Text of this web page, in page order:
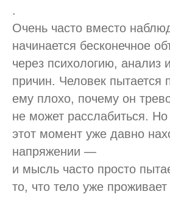
.
Очень часто вместо
начинается бесконечное
через психологию, анализ
причин. Человек пытается
ему плохо, почему он
не может расслабиться.
этот момент уже давно
напряжении —
и мысль часто просто
то, что тело уже